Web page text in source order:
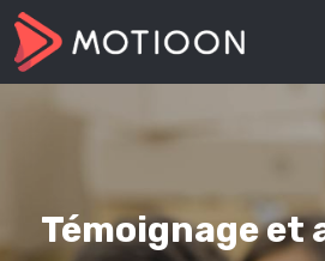
Témoignage et